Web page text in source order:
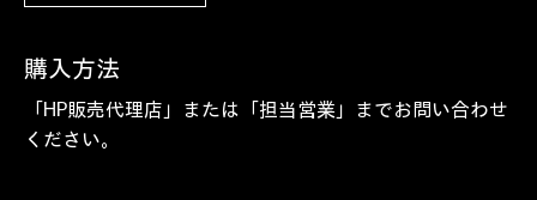
購入方法
「HP販売代理店」または「担当営業」までお問い合わせ
ください。